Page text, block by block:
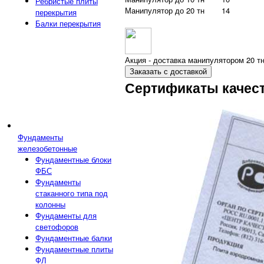
перекрытия
Балки перекрытия
Фундаменты
железобетонные
Фундаментные блоки
ФБС
Фундаменты
стаканного типа под
колонны
Фундаменты для
светофоров
Фундаментные балки
Фундаментные плиты
ФЛ
Манипулятор до 20 тн
14
Акция - доставка манипулятором 20
Заказать с доставкой
Сертификаты